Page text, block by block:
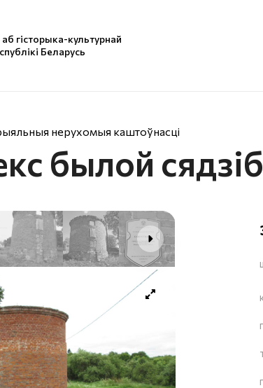
гісторыка-культурнай
Беларусь
нерухомыя каштоўнасці
былой